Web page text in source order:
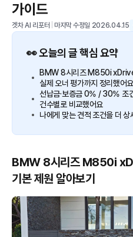
가이드
겟차 AI 리포터 마지막 수정일 2026.04.15
👀 오늘의 글 핵심 요약
BMW 8시리즈 M850i
실제 오너 평가까지 정리했어요
선납금·보증금 0% / 30% 조
건수별로 비교했어요
나에게 맞는 견적 조건을 더 상
BMW 8시리즈 M850i
기본 제원 알아보기